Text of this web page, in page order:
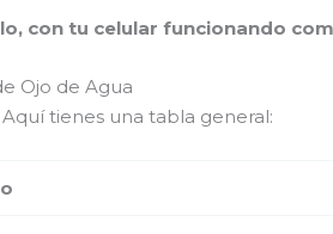
con tu celular funcionando
Ojo de Agua
tienes una tabla general: